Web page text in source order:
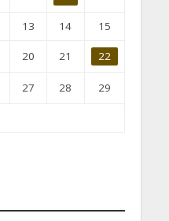
13 14 15
20 21 22
27 28 29